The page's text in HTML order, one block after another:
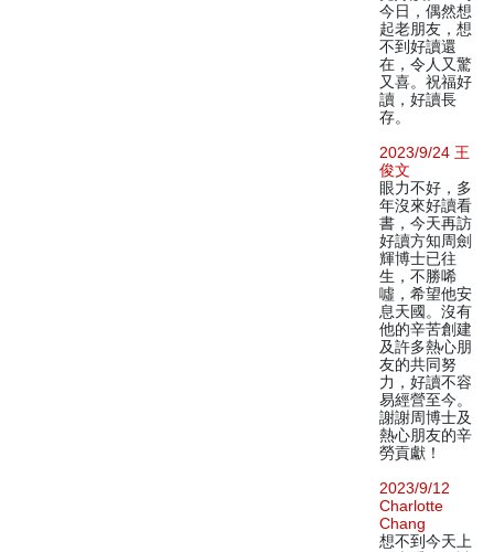
今日，偶然想
起老朋友，想
不到好讀還
在，令人又驚
又喜。祝福好
讀，好讀長
存。
2023/9/24 王
俊文
眼力不好，多
年沒來好讀看
書，今天再訪
好讀方知周劍
輝博士已往
生，不勝唏
噓，希望他安
息天國。沒有
他的辛苦創建
及許多熱心朋
友的共同努
力，好讀不容
易經營至今。
謝謝周博士及
熱心朋友的辛
勞貢獻！
2023/9/12
Charlotte
Chang
想不到今天上